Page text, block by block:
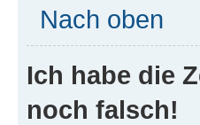
Nach oben
Ich habe die
noch falsch!